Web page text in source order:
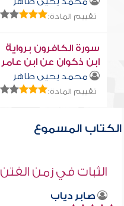
تقييم المادة:
سورة الكافرون برواية
ابن ذكوان عن ابن عامر
محمد يحيى طاهر
تقييم المادة:
الكتاب المسموع
الثبات في زمن الفتن
صابر دياب